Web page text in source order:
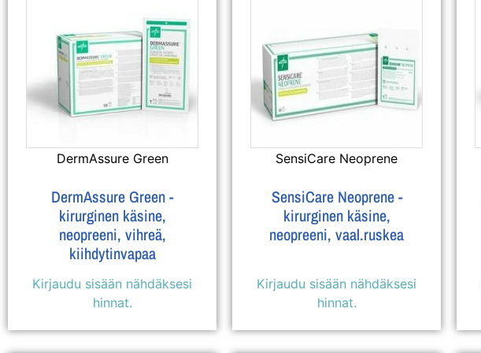
DermAssure Green
DermAssure Green -
kirurginen käsine,
neopreeni, vihreä,
kiihdytinvapaa
Kirjaudu sisään nähdäksesi
hinnat.
SensiCare Neoprene
SensiCare Neoprene -
kirurginen käsine,
neopreeni, vaal.ruskea
Kirjaudu sisään nähdäksesi
hinnat.